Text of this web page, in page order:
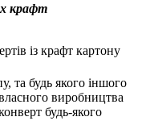
крафт
із крафт картону
та будь якого іншого
виробництва
будь-якого